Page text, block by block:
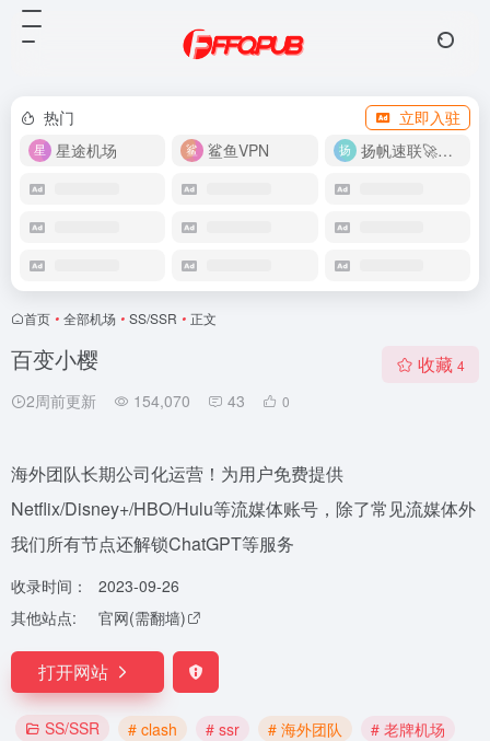
热门
立即入驻
星途机场
鲨鱼VPN 扬帆速联🚀很快
首页 • 全部机场 • SS/SSR • 正文
百变小樱
2周前更新 154,070 43 0
收藏 4
海外团队长期公司化运营！为用户免费提供
Netflix/Disney+/HBO/Hulu等流媒体账号，除了常见流媒体外
我们所有节点还解锁ChatGPT等服务
收录时间：
2023-09-26
其他站点:
官网(需翻墙)
打开网站
SS/SSR # clash # ssr # 海外团队 # 老牌机场